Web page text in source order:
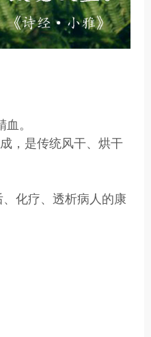
。
，是传统风干、烘干
化疗、透析病人的康